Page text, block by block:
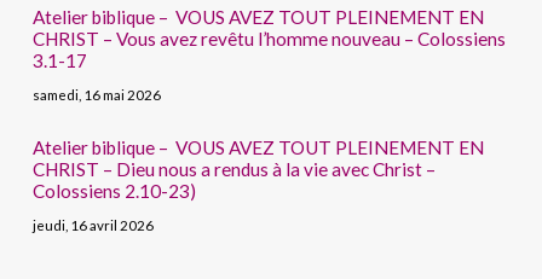
Atelier biblique – VOUS AVEZ TOUT PLEINEMENT EN
CHRIST – Vous avez revêtu l’homme nouveau – Colossiens
3.1-17
samedi, 16 mai 2026
Atelier biblique – VOUS AVEZ TOUT PLEINEMENT EN
CHRIST – Dieu nous a rendus à la vie avec Christ –
Colossiens 2.10-23)
jeudi, 16 avril 2026